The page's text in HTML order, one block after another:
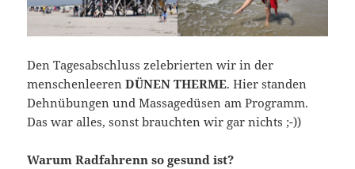
Den Tagesabschluss zelebrierten wir in der
menschenleerenDÜNEN THERME. Hier standen
Dehnübungen und Massagedüsen am Programm.
Das war alles, sonst brauchten wir gar nichts ;-))
Warum Radfahrenn so gesund ist?